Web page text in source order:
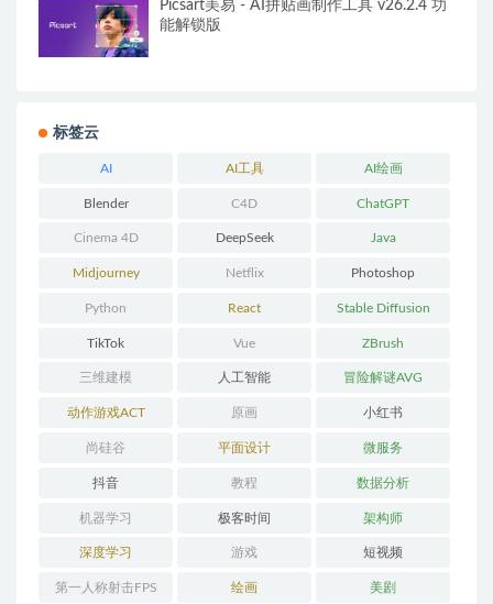
Picsart美易 - AI拼贴画制作工具 v26.2.4 功
能解锁版
标签云
AI AI工具 AI绘画
Blender C4D ChatGPT
Cinema 4D DeepSeek Java
Midjourney Netflix Photoshop
Python React Stable Diffusion
TikTok Vue ZBrush
三维建模 人工智能 冒险解谜AVG
动作游戏ACT 原画 小红书
尚硅谷 平面设计 微服务
抖音 教程 数据分析
机器学习 极客时间 架构师
深度学习 游戏 短视频
第一人称射击FPS 绘画 美剧